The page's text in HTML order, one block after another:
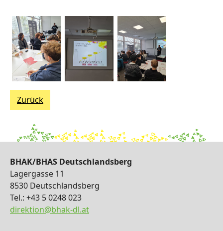
Zurück
BHAK/BHAS Deutschlandsberg
Lagergasse 11
8530 Deutschlandsberg
Tel.: +43 5 0248 023
direktion@bhak-dl.at